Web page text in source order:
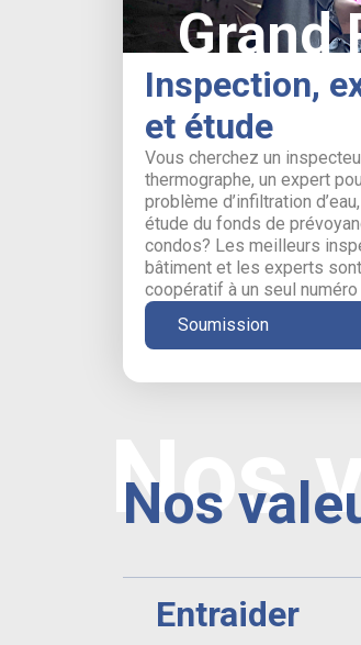
Grand
Inspection,
et étude
Vous cherchez un
thermographe, un expert
problème d’infiltration
étude du fonds de
condos? Les meilleurs
bâtiment et les experts
coopératif à un seul
Soumission
Nos
Nos
Entraider